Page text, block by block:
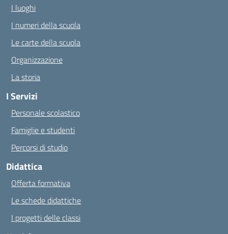
I luoghi
I numeri della scuola
Le carte della scuola
Organizzazione
La storia
I Servizi
Personale scolastico
Famiglie e studenti
Percorsi di studio
Didattica
Offerta formativa
Le schede didattiche
I progetti delle classi